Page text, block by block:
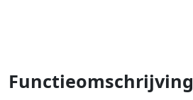
Functieomschrijving